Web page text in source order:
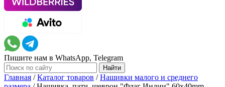
Пишите нам в WhatsApp, Telegram
Главная /Каталог товаров /Нашивки малого и среднего